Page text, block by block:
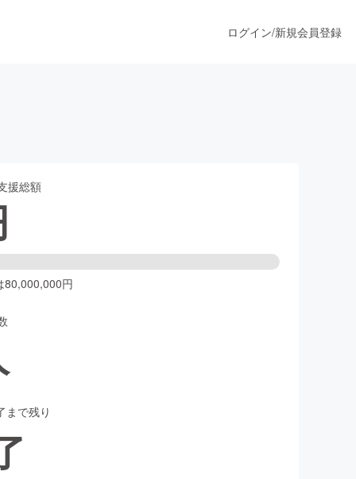
ログイン/新規会員登録
援総額
80,000,000円
まで残り